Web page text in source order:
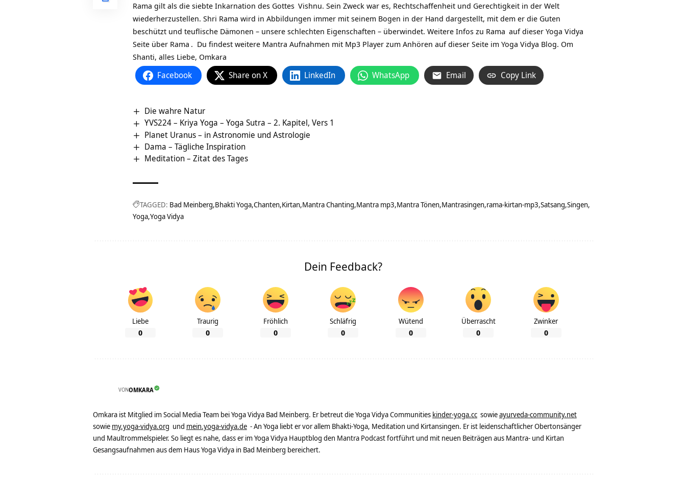
Rama gilt als die siebte Inkarnation des Gottes Vishnu. Sein Zweck war es, Rechtschaffenheit und Gerechtigkeit in der Welt
wiederherzustellen. Shri Rama wird in Abbildungen immer mit seinem Bogen in der Hand dargestellt, mit dem er die Guten
beschützt und teuflische Dämonen – unsere schlechten Eigenschaften – überwindet. Weitere Infos zu Rama auf dieser Yoga Vidya
Seite über Rama . Du findest weitere Mantra Aufnahmen mit Mp3 Player zum Anhören auf dieser Seite im Yoga Vidya Blog. Om
Shanti, alles Liebe, Omkara
Facebook Share on X LinkedIn WhatsApp Email Copy Link
Die wahre Natur
YVS224 – Kriya Yoga – Yoga Sutra – 2. Kapitel, Vers 1
Planet Uranus – in Astronomie und Astrologie
Dama – Tägliche Inspiration
Meditation – Zitat des Tages
TAGGED: Bad Meinberg Bhakti Yoga Chanten Kirtan Mantra Chanting Mantra mp3 Mantra Tönen Mantrasingen rama-kirtan-mp3 Satsang Singen
Yoga Yoga Vidya
Dein Feedback?
Liebe
0
Traurig
0
Fröhlich
0
Schläfrig
0
Wütend
0
Überrascht
0
Zwinker
0
VONOMKARA
Omkara ist Mitglied im Social Media Team bei Yoga Vidya Bad Meinberg. Er betreut die Yoga Vidya Communities kinder-yoga.cc sowieayurveda-community.net
sowie my.yoga-vidya.org und mein.yoga-vidya.de - An Yoga liebt er vor allem Bhakti-Yoga, Meditation und Kirtansingen. Er ist leidenschaftlicher Obertonsänger
und Maultrommelspieler. So liegt es nahe, dass er im Yoga Vidya Hauptblog den Mantra Podcast fortführt und mit neuen Beiträgen aus Mantra- und Kirtan
Gesangsaufnahmen aus dem Haus Yoga Vidya in Bad Meinberg bereichert.